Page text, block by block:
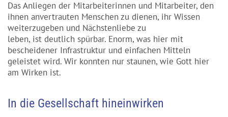
Das Anliegen der Mitarbeiterinnen und Mitarbeiter, den
ihnen anvertrauten Menschen zu dienen, ihr Wissen
weiterzugeben und Nächstenliebe zu
leben, ist deutlich spürbar. Enorm, was hier mit
bescheidener Infrastruktur und einfachen Mitteln
geleistet wird. Wir konnten nur staunen, wie Gott hier
am Wirken ist.
In die Gesellschaft hineinwirken